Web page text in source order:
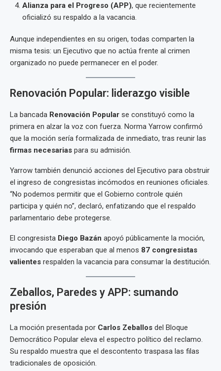
Alianza para el Progreso (APP), que recientemente
oficializó su respaldo a la vacancia.
Aunque independientes en su origen, todas comparten la
misma tesis: un Ejecutivo que no actúa frente al crimen
organizado no puede permanecer en el poder.
Renovación Popular: liderazgo visible
La bancada Renovación Popular se constituyó como la
primera en alzar la voz con fuerza. Norma Yarrow confirmó
que la moción sería formalizada de inmediato, tras reunir las
firmas necesarias para su admisión.
Yarrow también denunció acciones del Ejecutivo para obstruir
el ingreso de congresistas incómodos en reuniones oficiales.
“No podemos permitir que el Gobierno controle quién
participa y quién no”, declaró, enfatizando que el respaldo
parlamentario debe protegerse.
El congresista Diego Bazán apoyó públicamente la moción,
invocando que esperaban que al menos 87 congresistas
valientes respalden la vacancia para consumar la destitución.
Zeballos, Paredes y APP: sumando
presión
La moción presentada por Carlos Zeballos del Bloque
Democrático Popular eleva el espectro político del reclamo.
Su respaldo muestra que el descontento traspasa las filas
tradicionales de oposición.